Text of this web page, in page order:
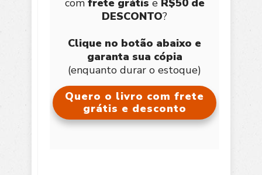
com frete grátis e R$50 de
DESCONTO?
Clique no botão abaixo e
garanta sua cópia
(enquanto durar o estoque)
Quero o livro com frete
grátis e desconto